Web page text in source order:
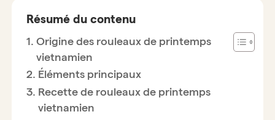
Résumé du contenu
Origine des rouleaux de printemps
vietnamien
Éléments principaux
Recette de rouleaux de printemps
vietnamien